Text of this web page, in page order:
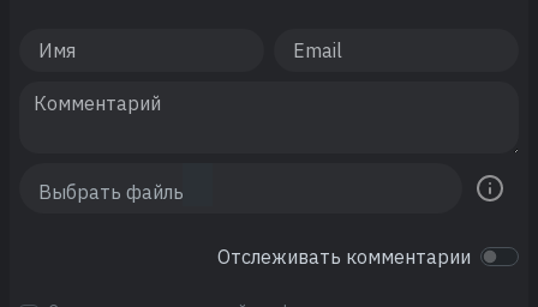
Отслеживать комментарии